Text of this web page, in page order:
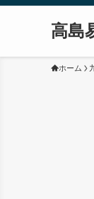
高島
ホーム